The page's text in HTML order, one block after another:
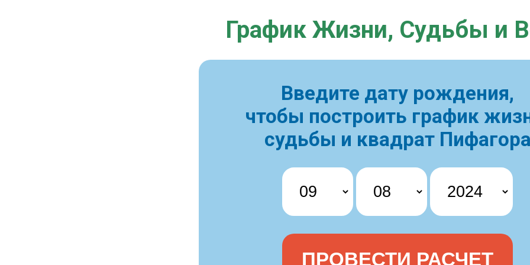
График Жизни, Судьбы и
Введите дату рождения,
чтобы построить график
судьбы и квадрат Пифагора
ПРОВЕСТИ РАСЧЕТ